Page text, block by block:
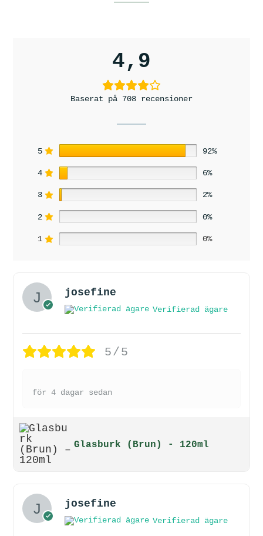
4,9
Baserat på 708 recensioner
5 92%
4 6%
3 2%
2 0%
1 0%
josefine
Verifierad ägare
5/5
för 4 dagar sedan
Glasburk (Brun) - 120ml
josefine
Verifierad ägare